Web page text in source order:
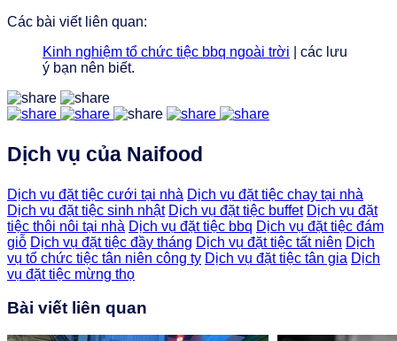
Các bài viết liên quan:
Kinh nghiệm tổ chức tiệc bbq ngoài trời | các lưu
ý bạn nên biết.
Dịch vụ của Naifood
Dịch vụ đặt tiệc cưới tại nhà Dịch vụ đặt tiệc chay tại nhà
Dịch vụ đặt tiệc sinh nhật Dịch vụ đặt tiệc buffet Dịch vụ đặt
tiệc thôi nôi tại nhà Dịch vụ đặt tiệc bbq Dịch vụ đặt tiệc đám
giỗ Dịch vụ đặt tiệc đầy tháng Dịch vụ đặt tiệc tất niên Dịch
vụ tổ chức tiệc tân niên công ty Dịch vụ đặt tiệc tân gia Dịch
vụ đặt tiệc mừng thọ
Bài viết liên quan